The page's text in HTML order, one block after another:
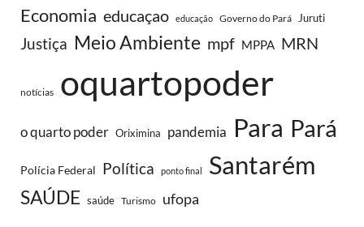
Economia educaçao educação Governo do Pará Juruti
Justiça Meio Ambiente mpf MPPA MRN
notícias oquartopoder
o quarto poder Oriximina pandemia Para Pará
Polícia Federal Política ponto final Santarém
SAÚDE saúde Turismo ufopa